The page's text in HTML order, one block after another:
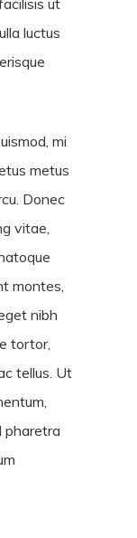
ut
luctus
mi
metus
Donec
vitae,
montes,
nibh
tortor,
tellus. Ut
pharetra